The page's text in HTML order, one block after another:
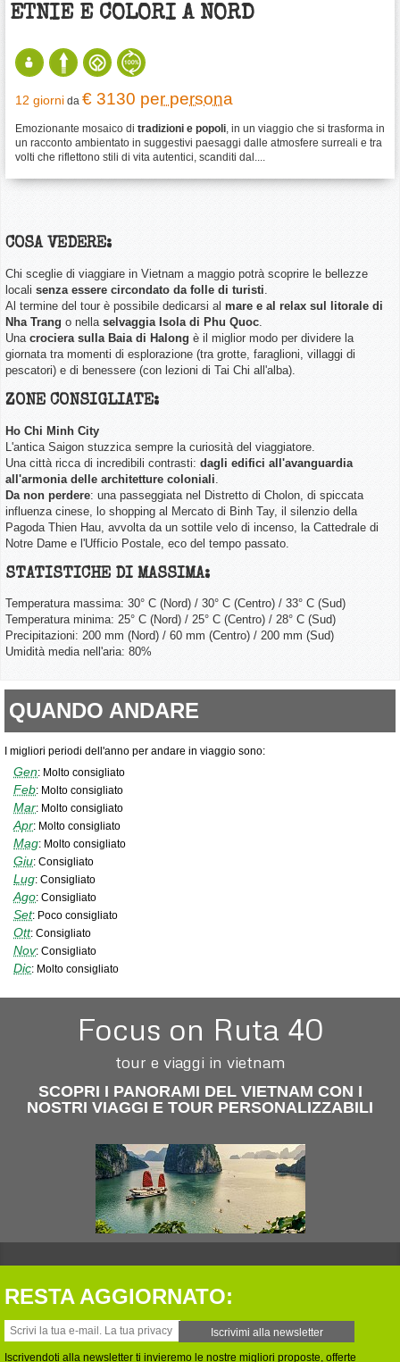
ETNIE E COLORI A NORD
12 giorni da € 3130 per persona
Emozionante mosaico di tradizioni e popoli, in un viaggio che si trasforma in
un racconto ambientato in suggestivi paesaggi dalle atmosfere surreali e tra
volti che riflettono stili di vita autentici, scanditi dal....
COSA VEDERE:
Chi sceglie di viaggiare in Vietnam a maggio potrà scoprire le bellezze
locali senza essere circondato da folle di turisti
Al termine del tour è possibile dedicarsi al mare e al relax sul litorale di
Nha Trang o nella selvaggia Isola di Phu Quoc
Una crociera sulla Baia di Halong è il miglior modo per dividere la
giornata tra momenti di esplorazione (tra grotte, faraglioni, villaggi di
pescatori) e di benessere (con lezioni di Tai Chi all'alba).
ZONE CONSIGLIATE:
Ho Chi Minh City
L'antica Saigon stuzzica sempre la curiosità del viaggiatore.
Una città ricca di incredibili contrasti: dagli edifici all'avanguardia
all'armonia delle architetture coloniali
Da non perdere: una passeggiata nel Distretto di Cholon, di spiccata
influenza cinese, lo shopping al Mercato di Binh Tay, il silenzio della
Pagoda Thien Hau, avvolta da un sottile velo di incenso, la Cattedrale di
Notre Dame e l'Ufficio Postale, eco del tempo passato.
STATISTICHE DI MASSIMA:
Temperatura massima: 30° C (Nord) / 30° C (Centro) / 33° C (Sud)
Temperatura minima: 25° C (Nord) / 25° C (Centro) / 28° C (Sud)
Precipitazioni: 200 mm (Nord) / 60 mm (Centro) / 200 mm (Sud)
Umidità media nell'aria: 80%
QUANDO ANDARE
I migliori periodi dell'anno per andare in viaggio sono:
Gen: Molto consigliato
Feb: Molto consigliato
Mar: Molto consigliato
Apr: Molto consigliato
Mag: Molto consigliato
Giu: Consigliato
Lug: Consigliato
Ago: Consigliato
Set: Poco consigliato
Ott: Consigliato
Nov: Consigliato
Dic: Molto consigliato
Focus on Ruta 40
tour e viaggi in vietnam
SCOPRI I PANORAMI DEL VIETNAM CON I
NOSTRI VIAGGI E TOUR PERSONALIZZABILI
RESTA AGGIORNATO:
Iscrivendoti alla newsletter ti invieremo le nostre migliori proposte, offerte